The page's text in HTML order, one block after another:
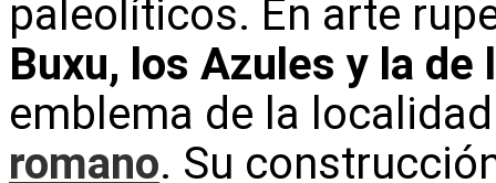
paleolíticos. En arte
Buxu, los Azules y la de
emblema de la
romano. Su